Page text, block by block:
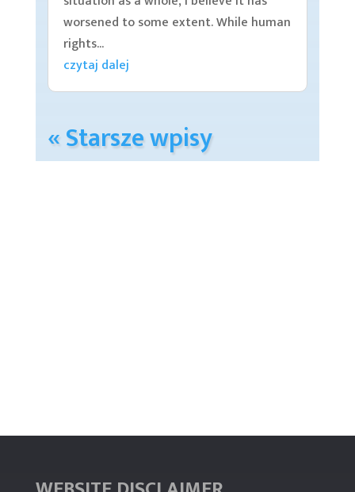
worsened to some extent. While human
rights...
czytaj dalej
« Starsze wpisy